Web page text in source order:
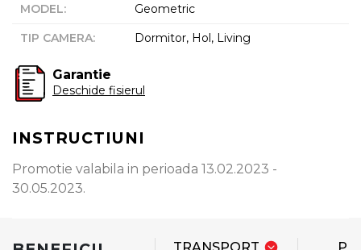
MODEL:
Geometric
TIP CAMERA: Dormitor, Hol, Living
Garantie
Deschide fisierul
INSTRUCTIUNI
Promotie valabila in perioada 13.02.2023 -
30.05.2023.
TRANSPORT